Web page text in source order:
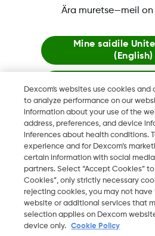
Dexcom, Dexcom Clarity, Dexcom
tavaramerkkejä Yhdysvalloissa ja
2026 Dexcom, Inc. Kaikki
FI
Dexcom's websites use cookies
to analyze performance on our
information about your use of the
address, preferences, and device
inferences about health conditions.
experience and for Dexcom’s
certain information with social
partners. Select “Accept Cookies”
Cookies”, only strictly necessary
rejecting cookies, you may not
website or additional services that
selection applies on Dexcom
device only.
Cookie Policy
Ära muretse—meil
Mine saidile
(English)
Jää siia
Vaata